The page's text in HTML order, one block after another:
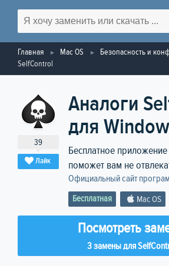
Главная Mac OS
Безопасность и
SelfControl
39
Лайк
Аналоги
для
Бесплатное
поможет вам не
Официальный сайт
Бесплатная Mac OS
Посмотреть
3 замены для